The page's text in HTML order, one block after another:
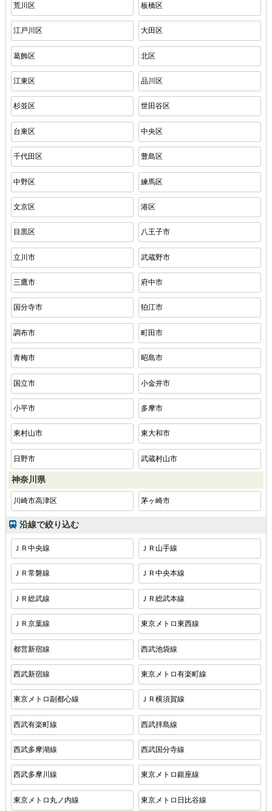
荒川区 板橋区
江戸川区 大田区
葛飾区 北区
江東区 品川区
杉並区 世田谷区
台東区 中央区
千代田区 豊島区
中野区 練馬区
文京区 港区
目黒区 八王子市
立川市 武蔵野市
三鷹市 府中市
国分寺市 狛江市
調布市 町田市
青梅市 昭島市
国立市 小金井市
小平市 多摩市
東村山市 東大和市
日野市 武蔵村山市
神奈川県
川崎市高津区 茅ヶ崎市
沿線で絞り込む
ＪＲ中央線 ＪＲ山手線
ＪＲ常磐線 ＪＲ中央本線
ＪＲ総武線 ＪＲ総武本線
ＪＲ京葉線 東京メトロ東西線
都営新宿線 西武池袋線
西武新宿線 東京メトロ有楽町線
東京メトロ副都心線 ＪＲ横須賀線
西武有楽町線 西武拝島線
西武多摩湖線 西武国分寺線
西武多摩川線 東京メトロ銀座線
東京メトロ丸ノ内線 東京メトロ日比谷線